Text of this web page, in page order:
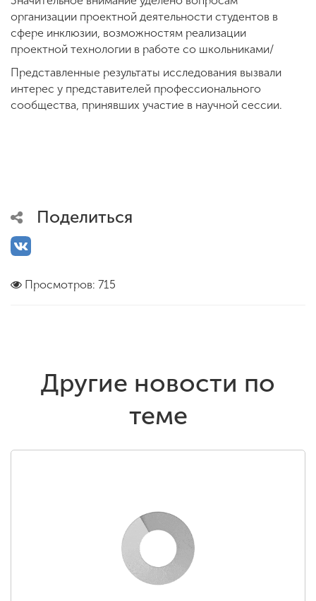
организации проектной деятельности студентов в
сфере инклюзии, возможностям реализации
проектной технологии в работе со школьниками/
Представленные результаты исследования вызвали
интерес у представителей профессионального
сообщества, принявших участие в научной сессии.
Поделиться
Просмотров: 715
Другие новости по
теме